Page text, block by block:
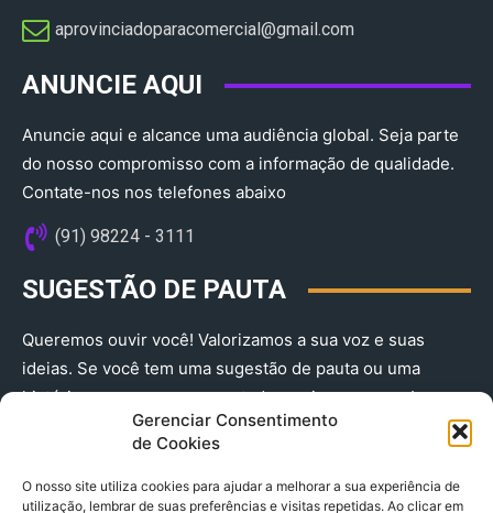
Gerenciar Consentimento
de Cookies
O nosso site utiliza cookies para ajudar a melhorar a sua experiência de
utilização, lembrar de suas preferências e visitas repetidas. Ao clicar em
aprovinciadoparacomercial@gmail.com​
ANUNCIE AQUI
Anuncie aqui e alcance uma audiência global. Seja parte
do nosso compromisso com a informação de qualidade.
Contate-nos nos telefones abaixo
(91) 98224 - 3111
SUGESTÃO DE PAUTA
Queremos ouvir você! Valorizamos a sua voz e suas
ideias. Se você tem uma sugestão de pauta ou uma
história que merece ser contada, envie-nos agora!
(91) 98224 - 3111